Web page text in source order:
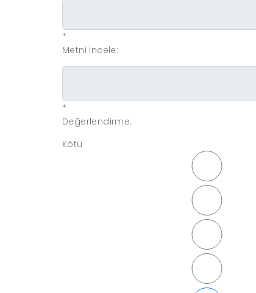
*
Metni incele:
*
Değerlendirme:
Kötü